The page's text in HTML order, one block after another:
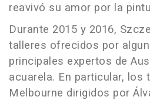
reavivó su amor por la
Durante 2015 y 2016,
talleres ofrecidos por
principales expertos de
acuarela. En particular, los
Melbourne dirigidos por